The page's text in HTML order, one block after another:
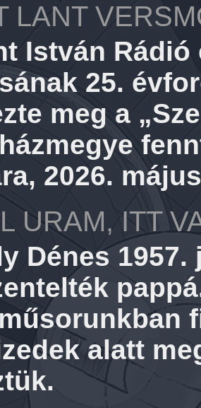
LANT
István
25.
meg a
2026.
URAM, ITT
Dénes
alatt